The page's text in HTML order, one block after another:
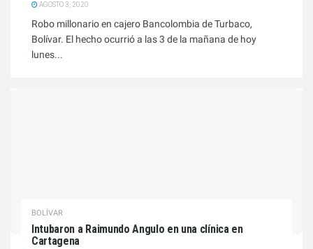
AGOSTO 3, 2020
Robo millonario en cajero Bancolombia de Turbaco,
Bolívar. El hecho ocurrió a las 3 de la mañana de hoy
lunes...
BOLÍVAR
Intubaron a Raimundo Angulo en una clínica en
Cartagena